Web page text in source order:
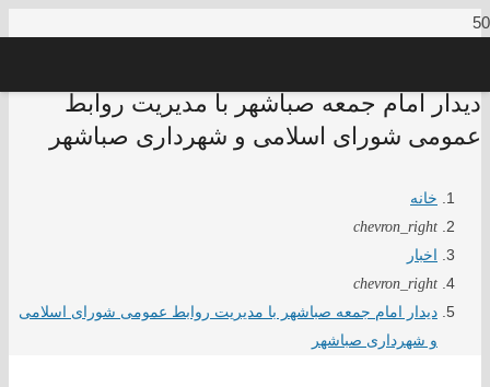
دیدار امام جمعه صباشهر با مدیریت روابط
عمومی شورای اسلامی و شهرداری صباشهر
خانه
chevron_right
اخبار
chevron_right
دیدار امام جمعه صباشهر با مدیریت روابط عمومی شورای اسلامی
و شهرداری صباشهر